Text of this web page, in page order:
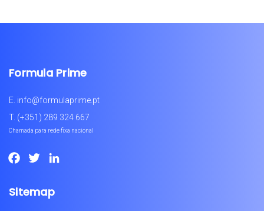
Formula Prime
E. info@formulaprime.pt
T. (+351) 289 324 667
Chamada para rede fixa nacional
Facebook
Twitter
Sitemap